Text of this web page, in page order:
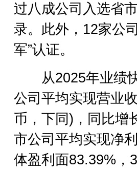
过八成公司入选省
录。此外，12家公
军”认证。
从2025年业绩快
公司平均实现营业
币，下同)，同比增
市公司平均实现净
体盈利面83.39%，